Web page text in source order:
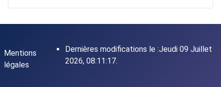
Mentions
légales
Dernières modifications le :Jeudi 09 Juillet
2026, 08:11:17.